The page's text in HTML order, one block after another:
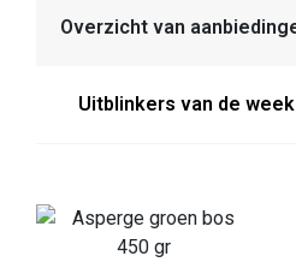
Overzicht van
Uitblinkers van de week